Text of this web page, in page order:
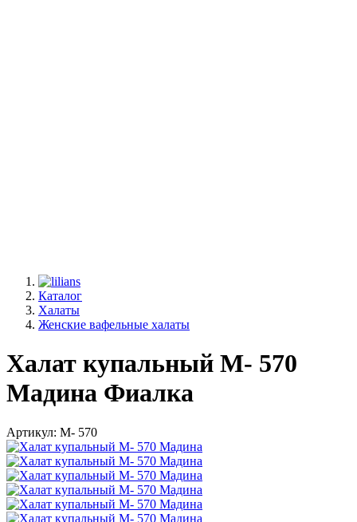
Каталог
Халаты
Женские вафельные халаты
Халат купальный М- 570
Мадина Фиалка
Артикул: М- 570